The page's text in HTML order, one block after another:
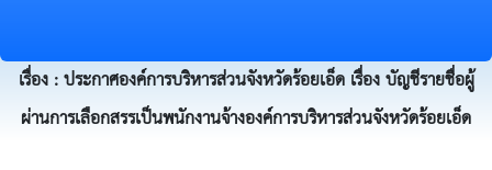
เรื่อง : ประกาศองค์การบริหารส่วนจังหวัดร้อยเอ็ด เรื่อง บัญชีรายชื่อผู้
ผ่านการเลือกสรรเป็นพนักงานจ้างองค์การบริหารส่วนจังหวัดร้อยเอ็ด